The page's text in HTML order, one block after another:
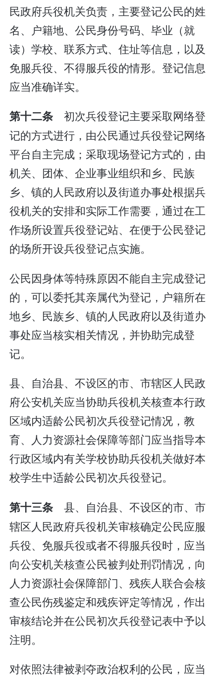
民政府兵役机关负责，主要登记公民的姓
名、户籍地、公民身份号码、毕业（就
读）学校、联系方式、住址等信息，以及
免服兵役、不得服兵役的情形。登记信息
应当准确详实。
第十二条初次兵役登记主要采取网络登
记的方式进行，由公民通过兵役登记网络
平台自主完成；采取现场登记方式的，由
机关、团体、企业事业组织和乡、民族
乡、镇的人民政府以及街道办事处根据兵
役机关的安排和实际工作需要，通过在工
作场所设置兵役登记站、在便于公民登记
的场所开设兵役登记点实施。
公民因身体等特殊原因不能自主完成登记
的，可以委托其亲属代为登记，户籍所在
地乡、民族乡、镇的人民政府以及街道办
事处应当核实相关情况，并协助完成登
记。
县、自治县、不设区的市、市辖区人民政
府公安机关应当协助兵役机关核查本行政
区域内适龄公民初次兵役登记情况，教
育、人力资源社会保障等部门应当指导本
行政区域内有关学校协助兵役机关做好本
校学生中适龄公民初次兵役登记。
第十三条县、自治县、不设区的市、市
辖区人民政府兵役机关审核确定公民应服
兵役、免服兵役或者不得服兵役时，应当
向公安机关核查公民被判处刑罚情况，向
人力资源社会保障部门、残疾人联合会核
查公民伤残鉴定和残疾评定等情况，作出
审核结论并在公民初次兵役登记表中予以
注明。
对依照法律被剥夺政治权利的公民，应当